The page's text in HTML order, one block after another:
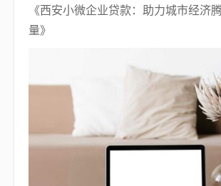
《西安小微企业贷款：助力城市经济
量》